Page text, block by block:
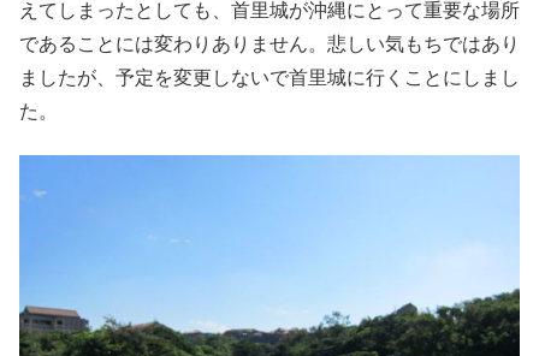
えてしまったとしても、首里城が沖縄にとって重要な場所
であることには変わりありません。悲しい気もちではあり
ましたが、予定を変更しないで首里城に行くことにしまし
た。